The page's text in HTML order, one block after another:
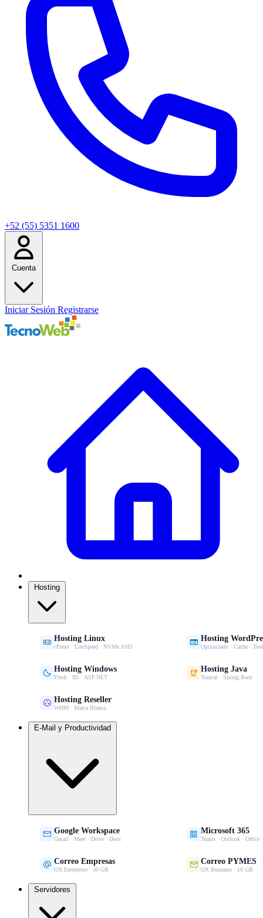
+52 (55) 5351 1600
Cuenta
Iniciar Sesión Registrarse
Hosting
 Hosting Linux
cPanel · LiteSpeed · NVMe SSD  Hosting
Optimizado · Cache ·
 Hosting Windows
Plesk · IIS · ASP.NET  Hosting Java
Tomcat · Spring Boot
 Hosting Reseller
WHM · Marca Blanca
E-Mail y Productividad
 Google Workspace
Gmail · Meet · Drive · Docs  Microsoft 365
Teams · Outlook · Office
 Correo Empresas
OX Enterprise · 30 GB  Correo PYMES
OX Business · 10 GB
Servidores